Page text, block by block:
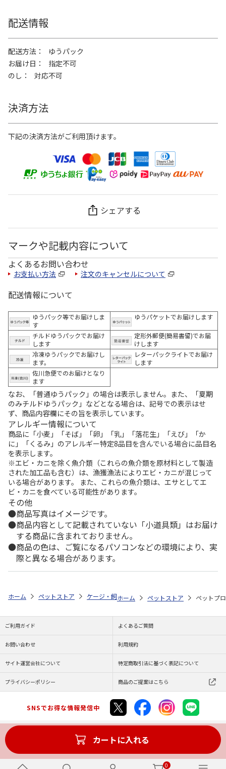
0
配送情報
配送方法
ゆうパック
お届け日
指定不可
のし
対応不可
決済方法
下記の決済方法がご利用頂けます。
シェアする
マークや記載内容について
よくあるお問い合わせ
お支払い方法 注文のキャンセルについて
配送情報について
ゆうパック等でお届けしま
す
ゆうパケットでお届けします
チルドゆうパックでお届け
します
定形外郵便(簡易書留)でお届
けします
冷凍ゆうパックでお届けし
ます。
レターパックライトでお届け
します
佐川急便でのお届けとなり
ます
なお、「普通ゆうパック」の場合は表示しません。また、「夏期
のみチルドゆうパック」などとなる場合は、記号での表示はせ
ず、商品内容欄にその旨を表示しています。
アレルギー情報について
商品に「小麦」「そば」「卵」「乳」「落花生」「えび」「か
に」「くるみ」のアレルギー特定8品目を含んでいる場合に品目名
を表示します。
※エビ・カニを除く魚介類（これらの魚介類を原材料として製造
された加工品も含む）は、漁獲漁法によりエビ・カニが混じって
いる場合があります。 また、これらの魚介類は、エサとしてエ
ビ・カニを食べている可能性があります。
その他
商品写真はイメージです。
商品内容として記載されていない「小道具類」はお届け
する商品に含まれておりません。
商品の色は、ご覧になるパソコンなどの環境により、実
際と異なる場合があります。
カートに入れる
ホーム ペットストア ケージ・飼育その他用品 ベッド・マット・ス
ホーム ペットストア ペットプ
ご利用ガイド よくあるご質問
お問い合わせ 利用規約
サイト運営会社について 特定商取引法に基づく表記について
プライバシーポリシー 商品のご提案はこちら
SNSでお得な情報発信中